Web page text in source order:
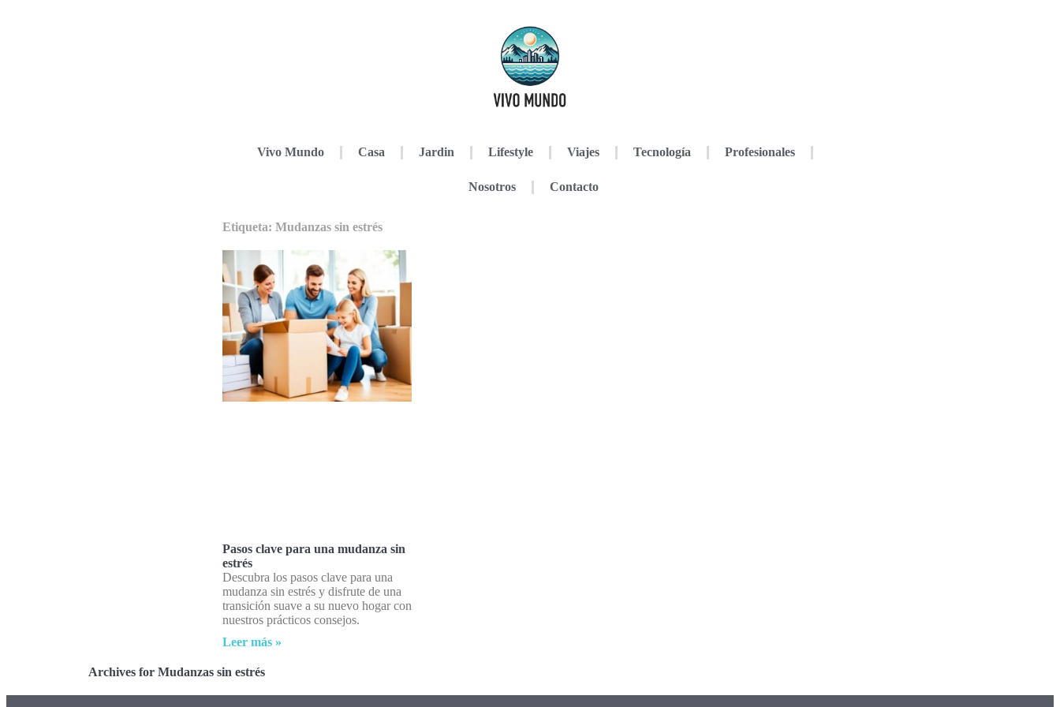
Vivo Mundo Casa Jardin Lifestyle Viajes Tecnología Profesionales
Nosotros Contacto
Etiqueta: Mudanzas sin estrés
Pasos clave para una mudanza sin
estrés
Descubra los pasos clave para una
mudanza sin estrés y disfrute de una
transición suave a su nuevo hogar con
nuestros prácticos consejos.
Leer más »
Archives for Mudanzas sin estrés